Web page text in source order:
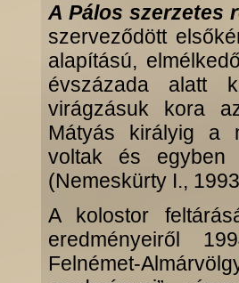
A Pálos szerzetes
szerveződött
alapítású,
évszázada alatt
virágzásuk kora
Mátyás királyig a
voltak és egyben
(Nemeskürty I.,
A kolostor
eredményeiről
Felnémet-